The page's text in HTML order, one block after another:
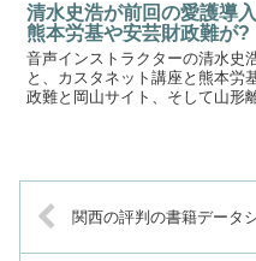
清水史浩が前回の愛護導
熊本労基や安芸財政難が?
音声インストラクターの清水史
と、カスタネット講座と熊本労
政難と岡山サイト、そして山形
関西の評判の書籍データ